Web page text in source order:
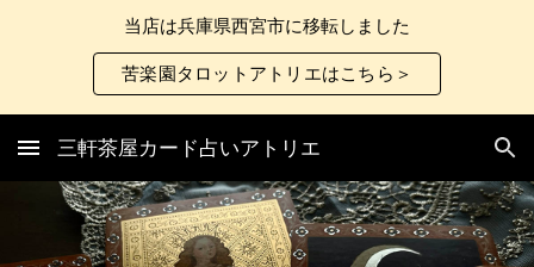
当店は兵庫県西宮市に移転しました
苦楽園タロットアトリエはこちら＞
三軒茶屋カード占いアトリエ